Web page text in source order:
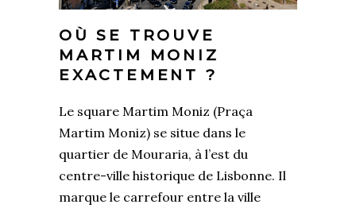
OÙ SE TROUVE
MARTIM MONIZ
EXACTEMENT ?
Le square Martim Moniz (Praça
Martim Moniz) se situe dans le
quartier de Mouraria, à l’est du
centre-ville historique de Lisbonne. Il
marque le carrefour entre la ville